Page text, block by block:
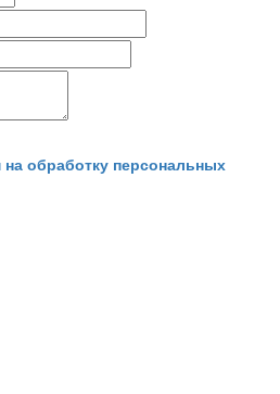
обработку персональных